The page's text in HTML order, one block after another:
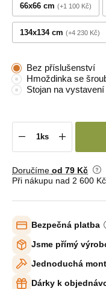
66x66 cm +1 100 Kč
134x134 cm +4 230 Kč
Bez příslušenství
Hmoždinka se
Stojan na
Doručíme od 79 Kč
Při nákupu nad 2 600
Bezpečná platba
Jsme přímý
Jednoduchá
Dárky k